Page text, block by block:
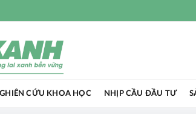
CỨU KHOA HỌC NHỊP CẦU ĐẦU TƯ